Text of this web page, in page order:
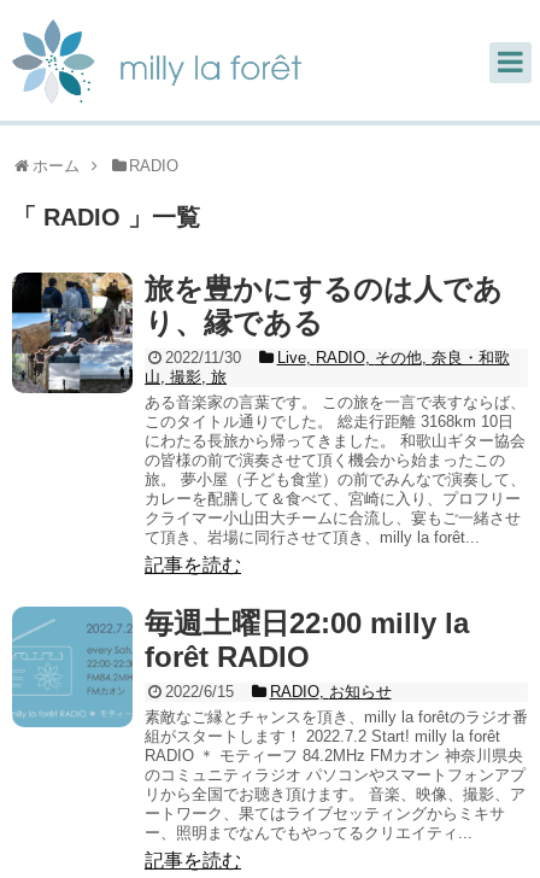
ホーム RADIO
「 RADIO 」一覧
旅を豊かにするのは人であ
り、縁である
2022/11/30 Live, RADIO, その他, 奈良・和歌
山, 撮影, 旅
ある音楽家の言葉です。 この旅を一言で表すならば、
このタイトル通りでした。 総走行距離 3168km 10日
にわたる長旅から帰ってきました。 和歌山ギター協会
の皆様の前で演奏させて頂く機会から始まったこの
旅。 夢小屋（子ども食堂）の前でみんなで演奏して、
カレーを配膳して＆食べて、宮崎に入り、プロフリー
クライマー小山田大チームに合流し、宴もご一緒させ
て頂き、岩場に同行させて頂き、milly la forêt...
記事を読む
毎週土曜日22:00 milly la
forêt RADIO
2022/6/15 RADIO, お知らせ
素敵なご縁とチャンスを頂き、milly la forêtのラジオ番
組がスタートします！ 2022.7.2 Start! milly la forêt
RADIO ＊ モティーフ 84.2MHz FMカオン 神奈川県央
のコミュニティラジオ パソコンやスマートフォンアプ
リから全国でお聴き頂けます。 音楽、映像、撮影、ア
ートワーク、果てはライブセッティングからミキサ
ー、照明までなんでもやってるクリエイティ...
記事を読む